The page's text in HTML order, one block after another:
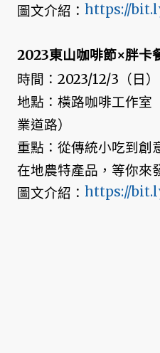
圖文介紹： https://
2023東山咖啡節×胖卡
時間：2023/12/3（日
地點：橫路咖啡工作室
業道路）
重點：從傳統小吃到創
在地農特產品，等你來
圖文介紹： https://